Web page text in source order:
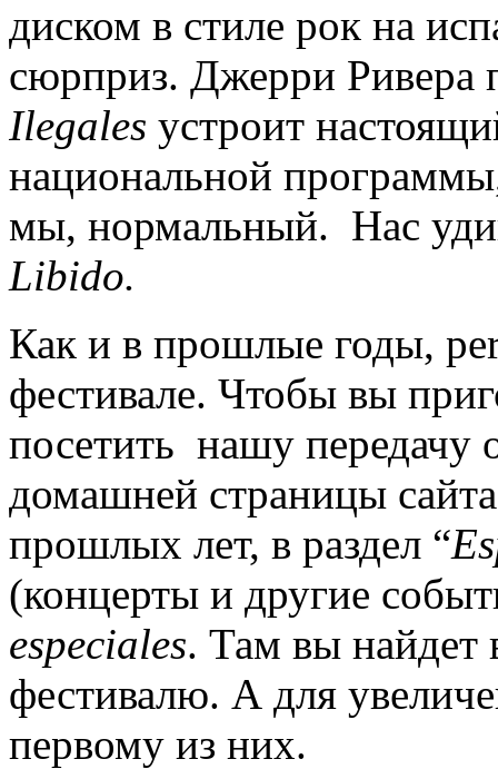
диском в стиле рок на
сюрприз. Джерри Ривера
Ilegales устроит
национальной
мы, нормальный. Нас
Libido.
Как и в прошлые годы,
фестивале. Чтобы вы
посетить нашу передачу
домашней страницы
прошлых лет, в раздел “
(концерты и другие
especiales. Там вы найдет
фестивалю. А для
первому из них.